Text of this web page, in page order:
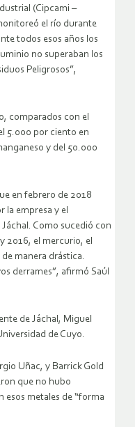
(Cipcami –
el río durante
todos esos años los
no superaban los
Peligrosos”,
comparados con el
5.000 por ciento en
y del 50.000
en febrero de 2018
la empresa y el
Como sucedió con
2016, el mercurio, el
manera drástica.
derrames”, afirmó Saúl
de Jáchal, Miguel
de Cuyo.
Uñac, y Barrick Gold
que no hubo
esos metales de “forma